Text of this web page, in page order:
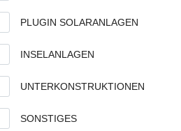
PLUGIN SOLARANLAGEN
INSELANLAGEN
UNTERKONSTRUKTIONEN
SONSTIGES